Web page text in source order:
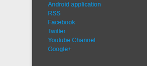
Android application
RSS
Facebook
Twitter
Youtube Channel
Google+